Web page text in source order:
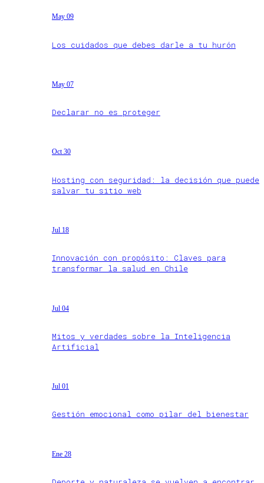
May 09
Los cuidados que debes darle a tu hurón
May 07
Declarar no es proteger
Oct 30
Hosting con seguridad: la decisión que puede
salvar tu sitio web
Jul 18
Innovación con propósito: Claves para
transformar la salud en Chile
Jul 04
Mitos y verdades sobre la Inteligencia
Artificial
Jul 01
Gestión emocional como pilar del bienestar
Ene 28